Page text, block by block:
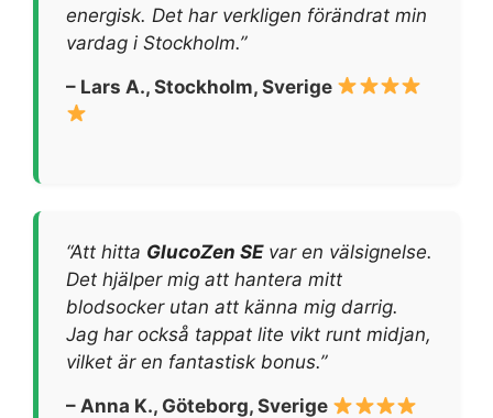
energisk. Det har verkligen förändrat min
vardag i Stockholm.”
– Lars A., Stockholm, Sverige
“Att hitta GlucoZen SEvar en välsignelse.
Det hjälper mig att hantera mitt
blodsocker utan att känna mig darrig.
Jag har också tappat lite vikt runt midjan,
vilket är en fantastisk bonus.”
– Anna K., Göteborg, Sverige